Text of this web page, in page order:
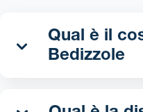
Qual è il
Bedizzole